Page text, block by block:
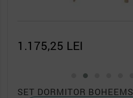
1.175,25 LEI
SET DORMITOR BOHEEMS